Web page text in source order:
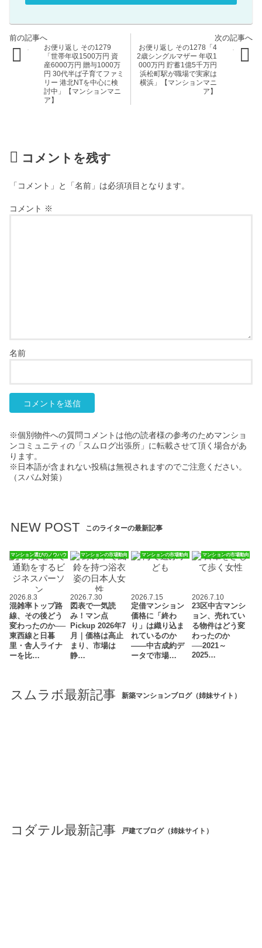
お便り返し その1279
「世帯年収1500万円 資
産6000万円 贈与1000万
円 30代半ば子育てファミ
リー 港北NTを中心に検
討中」【マンションマニ
ア】
お便り返し その1278「4
2歳シングルマザー 年収1
000万円 貯蓄1億5千万円
浜松町駅が職場で実家は
横浜」【マンションマニ
ア】
コメントを残す
「コメント」と「名前」は必須項目となります。
コメント ※
名前
※個別物件への質問コメントは他の読者様の参考のためマンショ
ンコミュニティの「スムログ出張所」に転載させて頂く場合があ
ります。
※日本語が含まれない投稿は無視されますのでご注意ください。
（スパム対策）
NEW POST このライターの最新記事
マンション選びのノウハウ
2026.8.3
混雑率トップ路
線、その後どう
変わったのか──
東西線と日暮
里・舎人ライナ
ーを比…
マンションの市場動向
2026.7.30
図表で一気読
み！マン点
Pickup 2026年7
月｜価格は高止
まり、市場は
静…
マンションの市場動向
2026.7.15
定借マンション
価格に「終わ
り」は織り込ま
れているのか
――中古成約デ
ータで市場…
マンションの市場動向
2026.7.10
23区中古マンシ
ョン、売れてい
る物件はどう変
わったのか
──2021～
2025…
スムラボ最新記事 新築マンションブログ（姉妹サイト）
コダテル最新記事 戸建てブログ（姉妹サイト）